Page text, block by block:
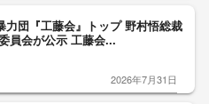
力団『工藤会』トップ 野村悟総裁
員会が公示 工藤会...
2026年7月31日